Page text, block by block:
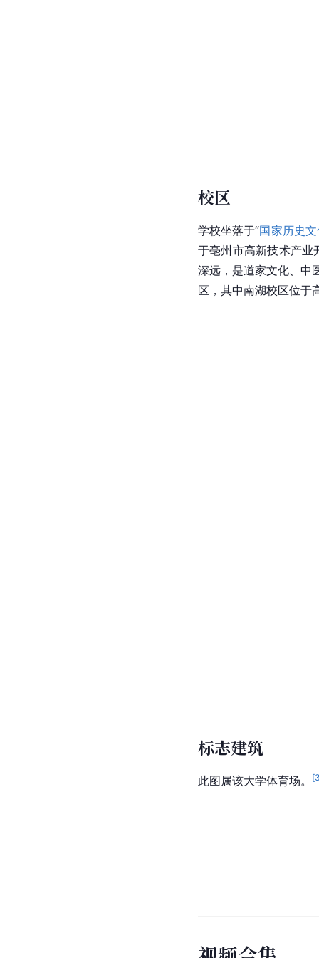
校区
学校坐落于“国家历史
于亳州市高新技术产业
深远，是道家文化、中
区，其中南湖校区位于
标志建筑
此图属该大学体育场。 [